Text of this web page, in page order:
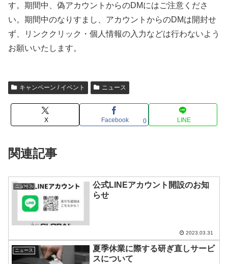
す。期間中、偽アカウントからのDMにはご注意くださ
い。期間中のなりすまし、アカウントからのDMは開封せ
ず、リンククリック・個人情報の入力などは行わないよう
お願いいたします。
キャンペーン / イベント ニュース
X Facebook 0 LINE
関連記事
ニュース
公式LINEアカウント開設のお知
らせ
2023.03.31
ニュース
夏季休業に際する研ぎ直しサービ
スについて